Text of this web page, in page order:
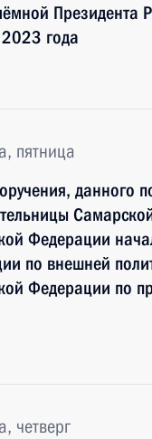
Президента
года
пятница
данного
Федерации
по внешней
Федерации по
четверг